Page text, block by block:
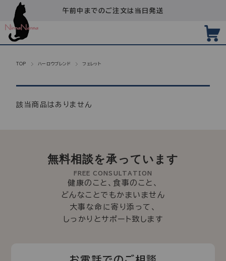
午前中までのご注文は当日発送
TOP ハーロウブレンド フェレット
該当商品はありません
無料相談を承っています
FREE CONSULTATION
健康のこと、食事のこと、
どんなことでもかまいません
大事な命に寄り添って、
しっかりとサポート致します